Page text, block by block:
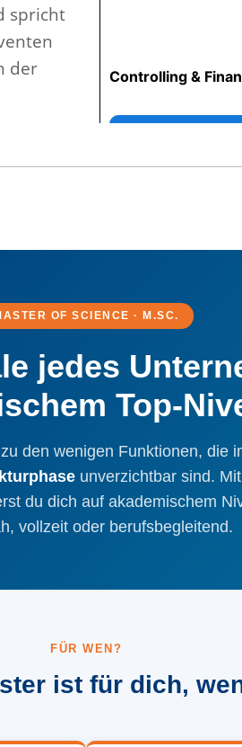
spricht
der
OF SCIENCE · M.SC.
jedes
Top-
den wenigen Funktionen, die
unverzichtbar sind.
du dich auf akademischem
vollzeit oder berufsbegleitend.
FÜR WEN?
ist für dich,